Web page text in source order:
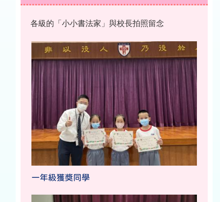
各級的「小小書法家」與校長拍照留念
一年級獲獎同學